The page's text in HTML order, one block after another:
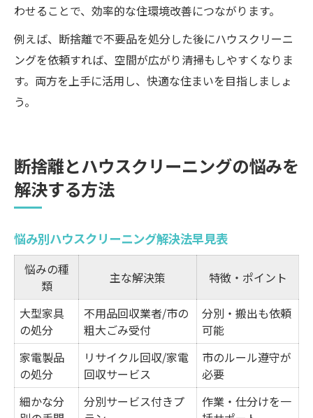
わせることで、効率的な住環境改善につながります。
例えば、断捨離で不要品を処分した後にハウスクリーニ
ングを依頼すれば、空間が広がり清掃もしやすくなりま
す。両方を上手に活用し、快適な住まいを目指しましょ
う。
断捨離とハウスクリーニングの悩みを
解決する方法
悩み別ハウスクリーニング解決法早見表
悩みの種
類
主な解決策 特徴・ポイント
大型家具
の処分
不用品回収業者/市の
粗大ごみ受付
分別・搬出も依頼
可能
家電製品
の処分
リサイクル回収/家電
回収サービス
市のルール遵守が
必要
細かな分
分別サービス付きプ
作業・仕分けを一